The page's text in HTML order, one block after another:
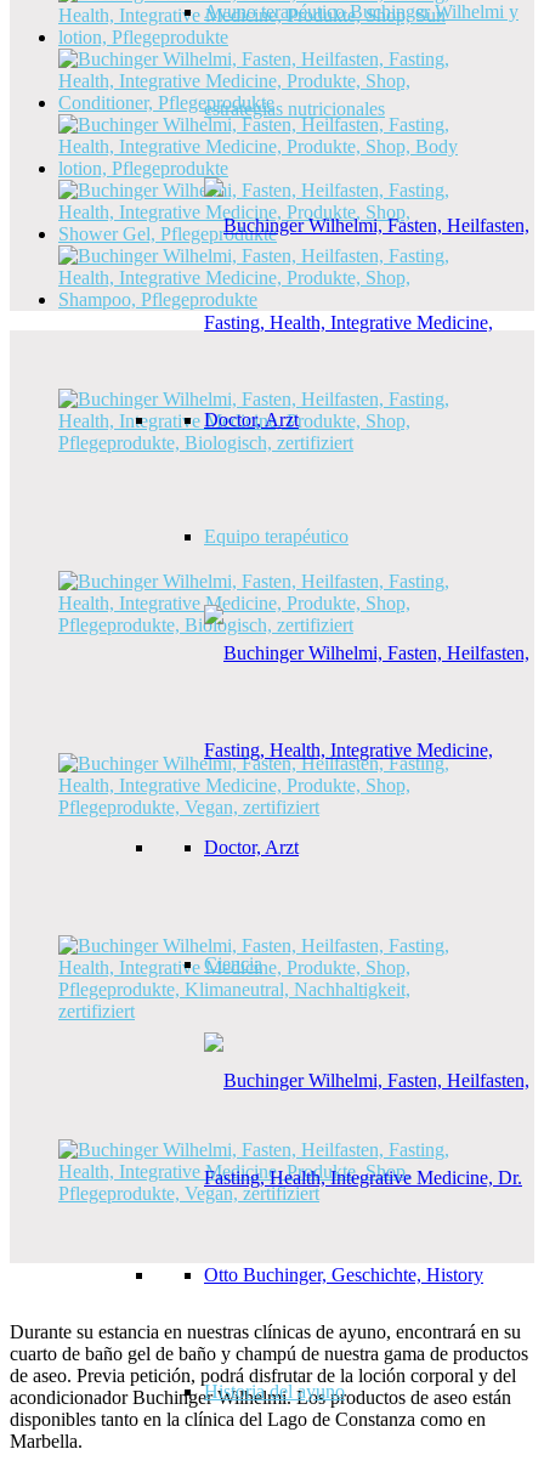
Ayuno terapéutico Buchinger Wilhelmi y
estrategias nutricionales
Equipo terapéutico
Ciencia
Historia del ayuno
Durante su estancia en nuestras clínicas de ayuno, encontrará en su
cuarto de baño gel de baño y champú de nuestra gama de productos
de aseo. Previa petición, podrá disfrutar de la loción corporal y del
acondicionador Buchinger Wilhelmi. Los productos de aseo están
disponibles tanto en la clínica del Lago de Constanza como en
Marbella.